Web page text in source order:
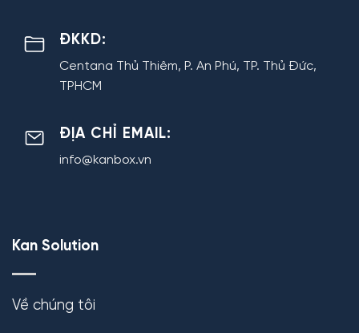
ĐKKD:
Centana Thủ Thiêm, P. An Phú, TP. Thủ Đức,
TPHCM
ĐỊA CHỈ EMAIL:
info@kanbox.vn
Kan Solution
Về chúng tôi